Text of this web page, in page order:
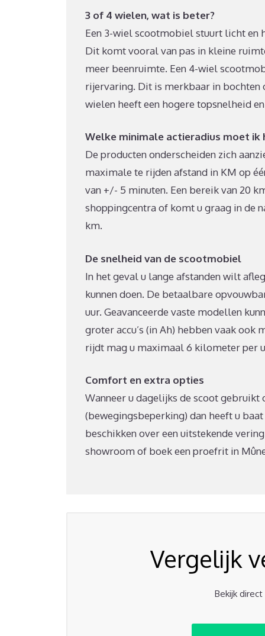
3 of 4 wielen, wat is beter?
Een 3-wiel scootmobiel stuurt licht en
Dit komt vooral van pas in kleine
meer beenruimte. Een 4-wiel
rijervaring. Dit is merkbaar in bochten
wielen heeft een hogere topsnelheid
Welke minimale actieradius moet ik
De producten onderscheiden zich
maximale te rijden afstand in KM op
van +/- 5 minuten. Een bereik van 20
shoppingcentra of komt u graag in de
km.
De snelheid van de scootmobiel
In het geval u lange afstanden wilt
kunnen doen. De betaalbare
uur. Geavanceerde vaste modellen
groter accu’s (in Ah) hebben vaak
rijdt mag u maximaal 6 kilometer per
Comfort en extra opties
Wanneer u dagelijks de scoot gebruikt
(bewegingsbeperking) dan heeft u
beschikken over een uitstekende
showroom of boek een proefrit in
Vergelijk
Bekijk